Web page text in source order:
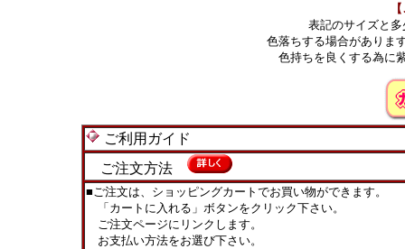
表記のサイズと
色落ちする場合がありま
色持ちを良くする為に
ご利用ガイド
ご注文方法
■ご注文は、ショッピングカートでお買い物ができます。
「カートに入れる」ボタンをクリック下さい。
ご注文ページにリンクします。
お支払い方法をお選び下さい。